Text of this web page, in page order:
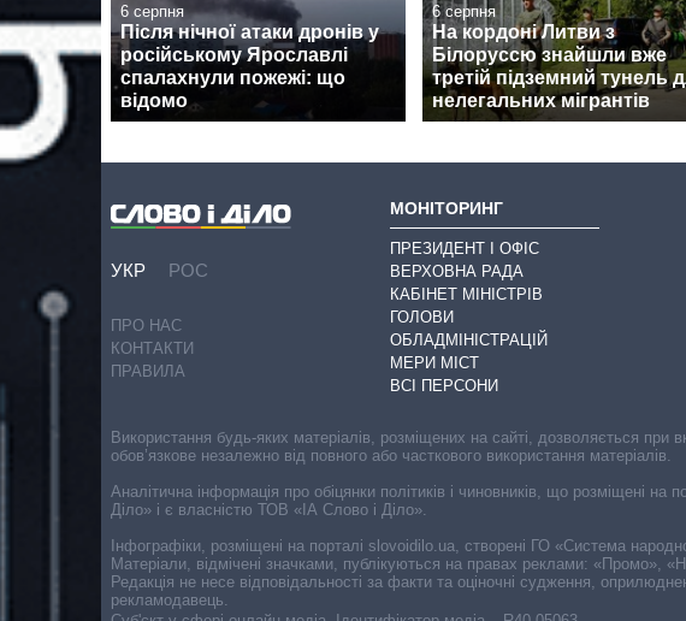
6 серпня
Після нічної атаки дронів у
російському Ярославлі
спалахнули пожежі: що
відомо
6 серпня
На кордоні Литви з
Білоруссю знайшли вже
третій підземний тунель
нелегальних мігрантів
УКР РОС
ПРО НАС
КОНТАКТИ
ПРАВИЛА
МОНІТОРИНГ
ПРЕЗИДЕНТ І ОФІС
ВЕРХОВНА РАДА
КАБІНЕТ МІНІСТРІВ
ГОЛОВИ
ОБЛАДМІНІСТРАЦІЙ
МЕРИ МІСТ
ВСІ ПЕРСОНИ
Використання будь-яких матеріалів, розміщених на сайті, дозволяється
обов’язкове незалежно від повного або часткового використання матеріалів.
Аналітична інформація про обіцянки політиків і чиновників, що розміщені
Діло» і є власністю ТОВ «ІА Слово і Діло».
Інфографіки, розміщені на порталі slovoidilo.ua, створені ГО «Система
Матеріали, відмічені значками, публікуються на правах реклами: «Промо»,
Редакція не несе відповідальності за факти та оціночні судження,
рекламодавець.